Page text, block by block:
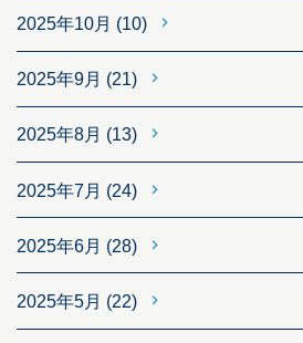
2025年10月 (10)
2025年9月 (21)
2025年8月 (13)
2025年7月 (24)
2025年6月 (28)
2025年5月 (22)